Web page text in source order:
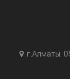
г.Алматы,